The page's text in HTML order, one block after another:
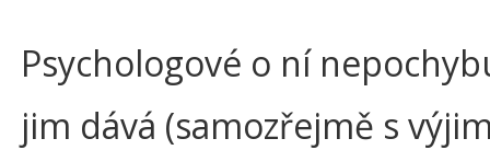
Psychologové o ní
jim dává (samozřejmě s